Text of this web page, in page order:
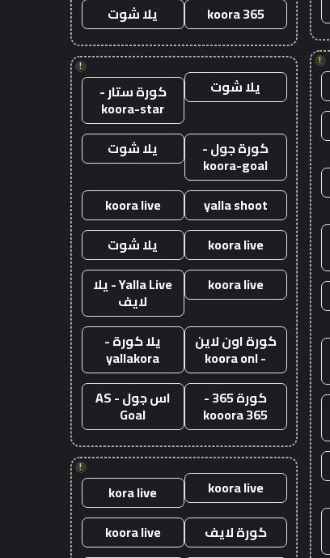
!
koora 365
يلا شوت
!
يلا شوت كورة ستار -
koora-star
كورة جول -
koora-goal
يلا شوت
yalla shoot
koora live
koora live
يلا شوت
koora live
Yalla Live - يلا
لايف
كورة اون لاين
- koora onl
يلا كورة -
yallakora
كورة 365 -
kooora 365
اس جول - AS
Goal
!
koora live
kora live
كورة لايف
koora live